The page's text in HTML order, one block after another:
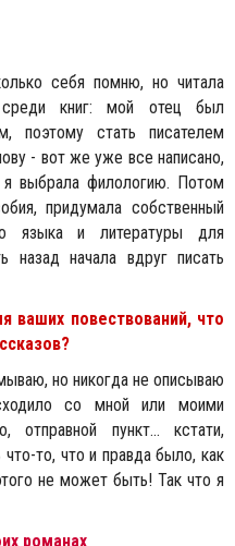
себя помню, но читала
книг: мой отец был
поэтому стать писателем
- вот же уже все написано,
я выбрала филологию. Потом
придумала собственный
языка и литературы для
назад начала вдруг писать
повествований, что
но никогда не описываю
со мной или моими
пункт... кстати,
то, что и правда было, как
не может быть! Так что я
романах